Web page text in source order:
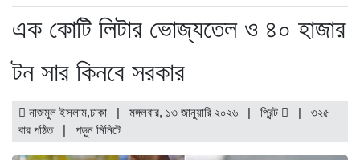
এক কোটি লিটার ভোজ্যতেল ও ৪০ হাজার
টন সার কিনবে সরকার
নাজমুল ইসলাম,ঢাকা | মঙ্গলবার, ১৩ জানুয়ারি ২০২৬ | প্রিন্ট | ৩২৫
বার পঠিত
| পড়ুন মিনিটে